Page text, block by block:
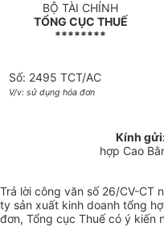
BỘ TÀI CHÍNH
TỔNG CỤC THUẾ
********
Số: 2495 TCT/AC
V/v: sử dụng hóa đơn
Kính
hợp Cao
Trả lời công văn số 26/CV-CT
ty sản xuất kinh doanh tổng
đơn, Tổng cục Thuế có ý kiến